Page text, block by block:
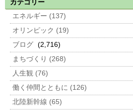
カテゴリー
エネルギー (137)
オリンピック (19)
ブログ (2,716)
まちづくり (268)
人生観 (76)
働く仲間とともに (126)
北陸新幹線 (65)